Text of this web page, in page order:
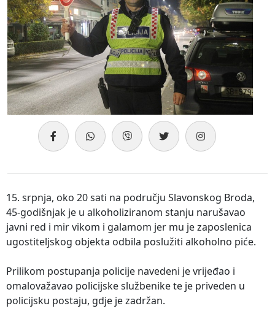
15. srpnja, oko 20 sati na području Slavonskog Broda,
45-godišnjak je u alkoholiziranom stanju narušavao
javni red i mir vikom i galamom jer mu je zaposlenica
ugostiteljskog objekta odbila poslužiti alkoholno piće.
Prilikom postupanja policije navedeni je vrijeđao i
omalovažavao policijske službenike te je priveden u
policijsku postaju, gdje je zadržan.